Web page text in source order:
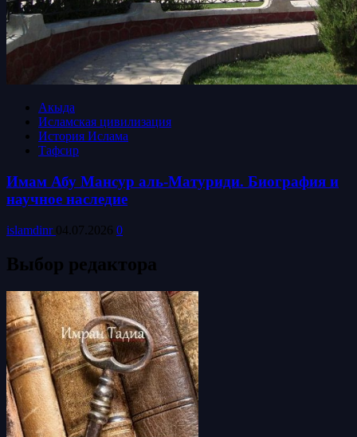
Акыда
Исламская цивилизация
История Ислама
Тафсир
Имам Абу Мансур аль-Матуриди. Биография и
научное наследие
islamdinr 04.07.2026 0
Выбор редактора